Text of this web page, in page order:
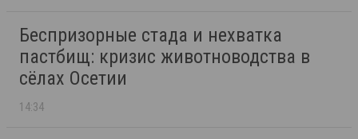
Беспризорные стада и нехватка
пастбищ: кризис животноводства в
сёлах Осетии
14:34